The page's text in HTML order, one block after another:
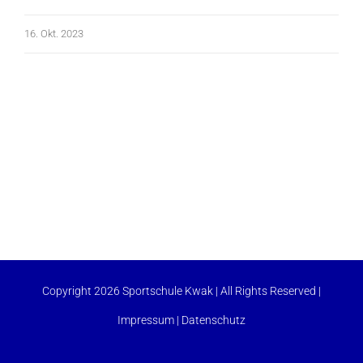
16. Okt. 2023
Copyright 2026 Sportschule Kwak | All Rights Reserved |
Impressum | Datenschutz